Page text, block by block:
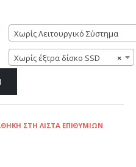
Χωρίς Λειτουργικό Σύστημα
×
Χωρίς έξτρα δίσκο SSD
ΣΤΗ ΛΊΣΤΑ ΕΠΙΘΥΜΙΏΝ